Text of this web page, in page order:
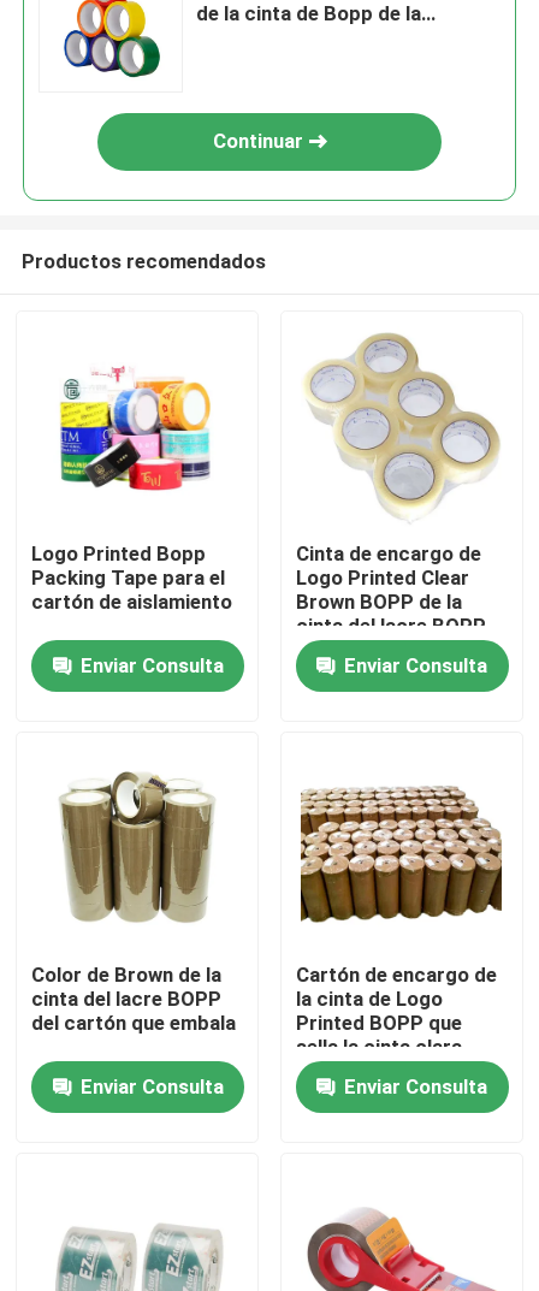
Hogar
Productos
Sobre nosotros
Viaje de la fábrica
Control de calidad
Cinta del embalaje de Bopp
de la cinta de Bopp de la
Continuar
Productos recomendados
Logo Printed Bopp
Packing Tape para el
cartón de aislamiento
Enviar Consulta
Cinta de encargo de
Logo Printed Clear
Brown BOPP de la
cinta del lacre BOPP
del cartón que embala
Enviar Consulta
Color de Brown de la
cinta del lacre BOPP
del cartón que embala
Enviar Consulta
Cartón de encargo de
la cinta de Logo
Printed BOPP que
sella la cinta clara
Rolls enorme de BOPP
Enviar Consulta